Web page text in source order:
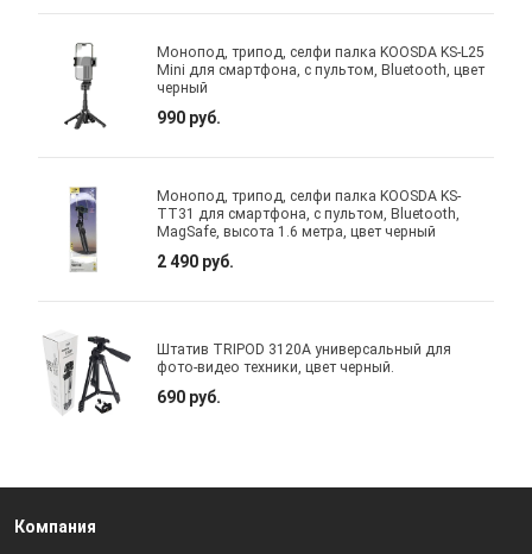
Монопод, трипод, селфи палка KOOSDA KS-L25
Mini для смартфона, с пультом, Bluetooth, цвет
черный
990 руб.
Монопод, трипод, селфи палка KOOSDA KS-
TT31 для смартфона, с пультом, Bluetooth,
MagSafe, высота 1.6 метра, цвет черный
2 490 руб.
Штатив TRIPOD 3120A универсальный для
фото-видео техники, цвет черный.
690 руб.
Компания